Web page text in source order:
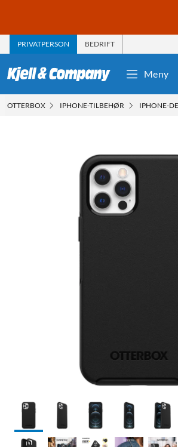
PRIVATPERSON BEDRIFT
Meny
OTTERBOX IPHONE-TILBEHØR IPHONE-